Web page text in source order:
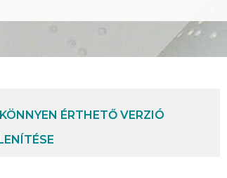
KÖNNYEN ÉRTHETŐ VERZIÓ